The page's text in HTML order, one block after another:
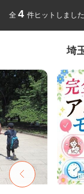
全 4 件ヒットしました
埼